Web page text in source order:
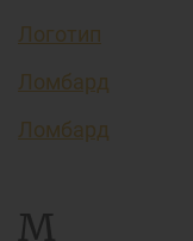
Логотип
Ломбард
Ломбард
М